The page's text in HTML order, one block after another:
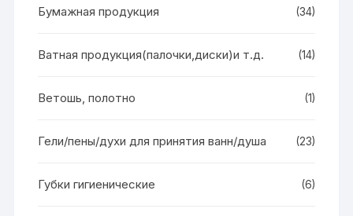
Бумажная продукция (34)
Ватная продукция(палочки,диски)и т.д. (14)
Ветошь, полотно (1)
Гели/пены/духи для принятия ванн/душа (23)
Губки гигиенические (6)